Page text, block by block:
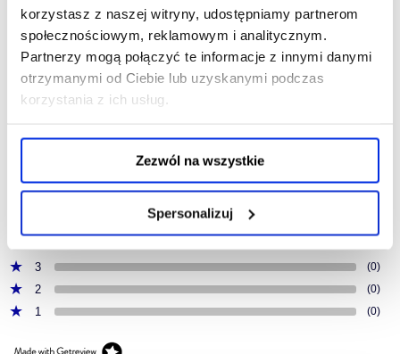
korzystasz z naszej witryny, udostępniamy partnerom
społecznościowym, reklamowym i analitycznym.
Partnerzy mogą połączyć te informacje z innymi danymi
otrzymanymi od Ciebie lub uzyskanymi podczas
korzystania z ich usług.
Zezwól na wszystkie
Spersonalizuj
POWIADOM O DOSTĘPNOŚCI
4.88
Opinie, z których została wyliczona średnia, są
wystawione przez zweryfikowanych klientów, którzy
dokonali zakupu w sklepie.
3 (0)
2 (0)
1 (0)